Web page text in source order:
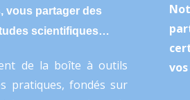
vous partager des
scientifiques…
de la boîte à outils
pratiques, fondés sur